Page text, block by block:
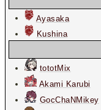
Ayasaka
Kushina
tototMix
Akami Karubi
GocChaNMikey